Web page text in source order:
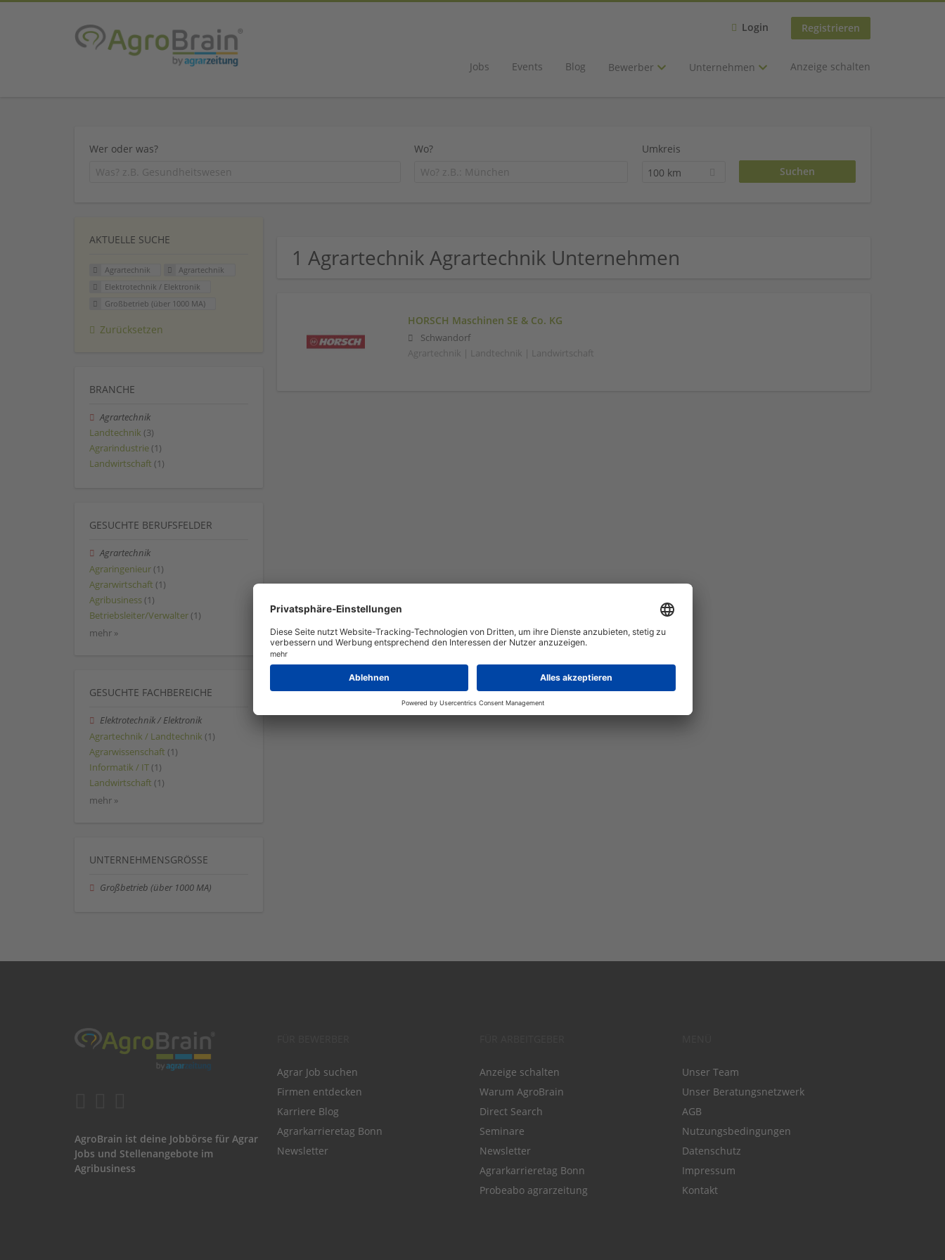
Login Registrieren
Jobs Events Blog Bewerber Unternehmen Anzeige schalten
Wer oder was? Wo?
Umkreis
100 km
1 Agrartechnik Agrartechnik Unternehmen
HORSCH Maschinen SE & Co. KG
Schwandorf
Agrartechnik | Landtechnik | Landwirtschaft
AKTUELLE SUCHE
Agrartechnik
Agrartechnik
Elektrotechnik / Elektronik
Großbetrieb (über 1000 MA)
Zurücksetzen
BRANCHE
Agrartechnik
Landtechnik (3)
Agrarindustrie (1)
Landwirtschaft (1)
GESUCHTE BERUFSFELDER
Agrartechnik
Agraringenieur (1)
Agrarwirtschaft (1)
Agribusiness (1)
Betriebsleiter/Verwalter (1)
mehr »
GESUCHTE FACHBEREICHE
Elektrotechnik / Elektronik
Agrartechnik / Landtechnik (1)
Agrarwissenschaft (1)
Informatik / IT (1)
Landwirtschaft (1)
mehr »
UNTERNEHMENSGRÖSSE
Großbetrieb (über 1000 MA)
AgroBrain ist deine Jobbörse für Agrar
Jobs und Stellenangebote im
Agribusiness
Agrar Job suchen
Firmen entdecken
Karriere Blog
Agrarkarrieretag Bonn
Newsletter
Anzeige schalten
Warum AgroBrain
Direct Search
Seminare
Newsletter
Agrarkarrieretag Bonn
Probeabo agrarzeitung
Unser Team
Unser Beratungsnetzwerk
AGB
Nutzungsbedingungen
Datenschutz
Impressum
Kontakt